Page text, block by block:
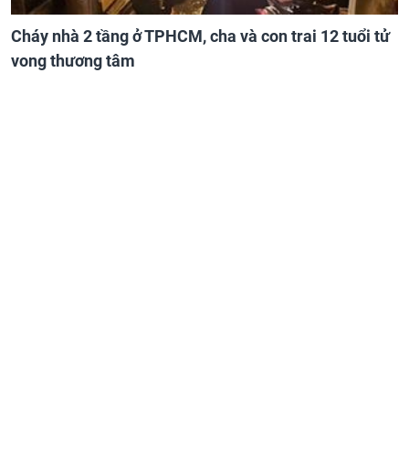
Cháy nhà 2 tầng ở TPHCM, cha và con trai 12 tuổi tử
vong thương tâm